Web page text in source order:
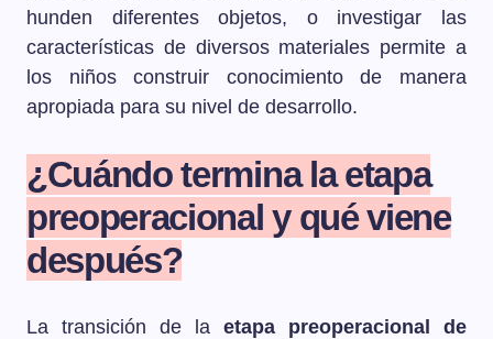
hunden diferentes objetos, o investigar las
características de diversos materiales permite a
los niños construir conocimiento de manera
apropiada para su nivel de desarrollo.
¿Cuándo termina la etapa
preoperacional y qué viene
después?
La transición de la etapa preoperacional de